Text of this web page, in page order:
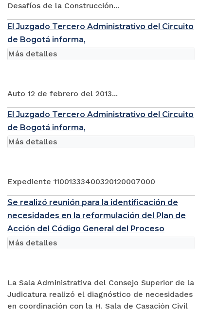
Desafíos de la Construcción...
El Juzgado Tercero Administrativo del Circuito
de Bogotá informa,
Auto 12 de febrero del 2013...
Más detalles
El Juzgado Tercero Administrativo del Circuito
de Bogotá informa,
Expediente 11001333400320120007000
Más detalles
Se realizó reunión para la identificación de
necesidades en la reformulación del Plan de
Acción del Código General del Proceso
La Sala Administrativa del Consejo Superior de la
Judicatura realizó el diagnóstico de necesidades
en coordinación con la H. Sala de Casación Civil
Más detalles